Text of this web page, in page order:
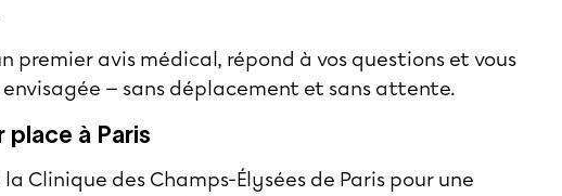
avis médical, répond à vos questions et vous
— sans déplacement et sans attente.
place à Paris
Clinique des Champs-Élysées de Paris pour une